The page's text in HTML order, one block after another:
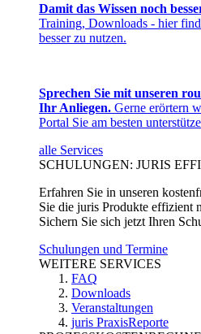
Damit das Wissen noch
Training, Downloads - hier
besser zu nutzen.
Sprechen Sie mit unseren
Ihr Anliegen. Gerne erörtern
Portal Sie am besten
alle Services
SCHULUNGEN: JURIS
Erfahren Sie in unseren
Sie die juris Produkte effizient
Sichern Sie sich jetzt Ihren
Schulungen und Termine
WEITERE SERVICES
FAQ
Downloads
Veranstaltungen
juris PraxisReporte